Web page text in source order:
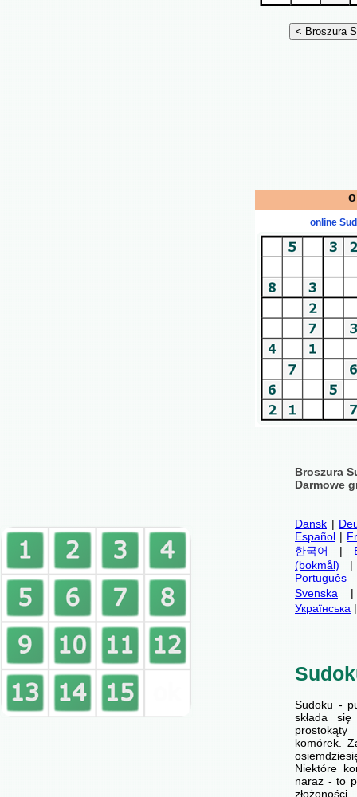
online
Broszura
Darmowe
Dansk |
Español |
한국어
|
(bokmål)
Português
Svenska
Українська
Sudoku -
składa
komórek.
Niektóre
naraz - to